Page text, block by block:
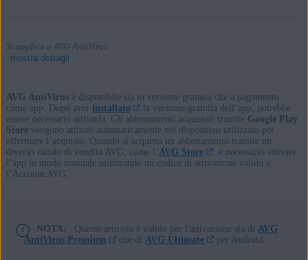
Si applica a AVG AntiVirus
mostra dettagli
Prodotti:
AVG AntiVirus
Sistemi operativi:
AVG AntiVirusè disponibile sia in versione gratuita che a pagamento
come app. Dopo aver installato
la versione gratuita dell’app, potrebbe
essere necessario attivarla. Gli abbonamenti acquistati tramite Google Play
Storevengono attivati automaticamente nel dispositivo utilizzato per
effettuare l’acquisto. Quando si acquista un abbonamento tramite un
diverso canale di vendita AVG, come l’AVG Store
, è necessario attivare
l’app in modo manuale utilizzando un codice di attivazione valido o
l’Account AVG.
NOTA: Questo articolo è valido per l'attivazione sia di AVG
AntiVirus Premium
che diAVG Ultimate per Android.